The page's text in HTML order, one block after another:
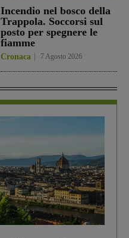
Incendio nel bosco della
Trappola. Soccorsi sul
posto per spegnere le
fiamme
Cronaca 7 Agosto 2026